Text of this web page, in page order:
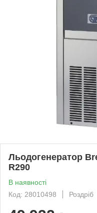
Льодогенератор
R290
В наявності
Код: 28010498
Роздріб